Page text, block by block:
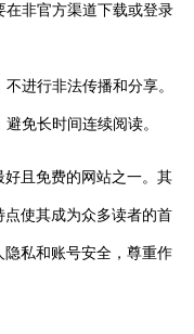
在非官方渠道下载或登录
进行非法传播和分享。
免长时间连续阅读。
且免费的网站之一。其
使其成为众多读者的首
私和账号安全，尊重作